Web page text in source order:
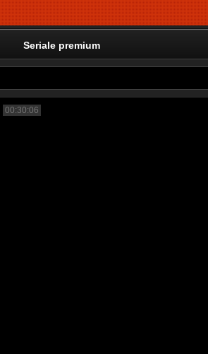
Seriale premium
00:30:06